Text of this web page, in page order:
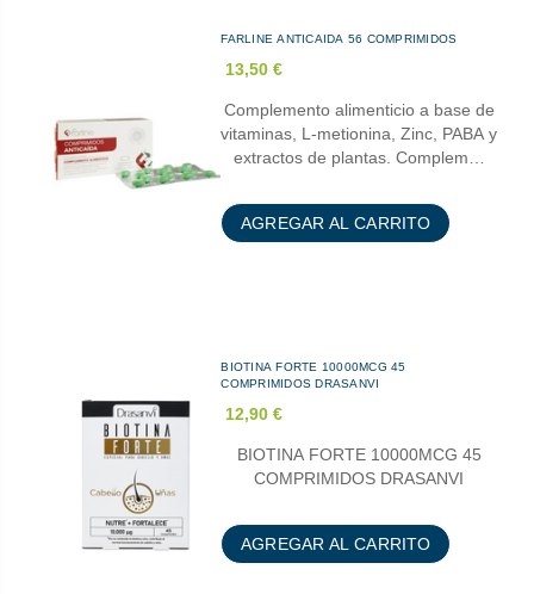
FARLINE ANTICAIDA 56 COMPRIMIDOS
13,50 €
Complemento alimenticio a base de
vitaminas, L-metionina, Zinc, PABA y
extractos de plantas. Complem…
AGREGAR AL CARRITO
BIOTINA FORTE 10000MCG 45
COMPRIMIDOS DRASANVI
12,90 €
BIOTINA FORTE 10000MCG 45
COMPRIMIDOS DRASANVI
AGREGAR AL CARRITO